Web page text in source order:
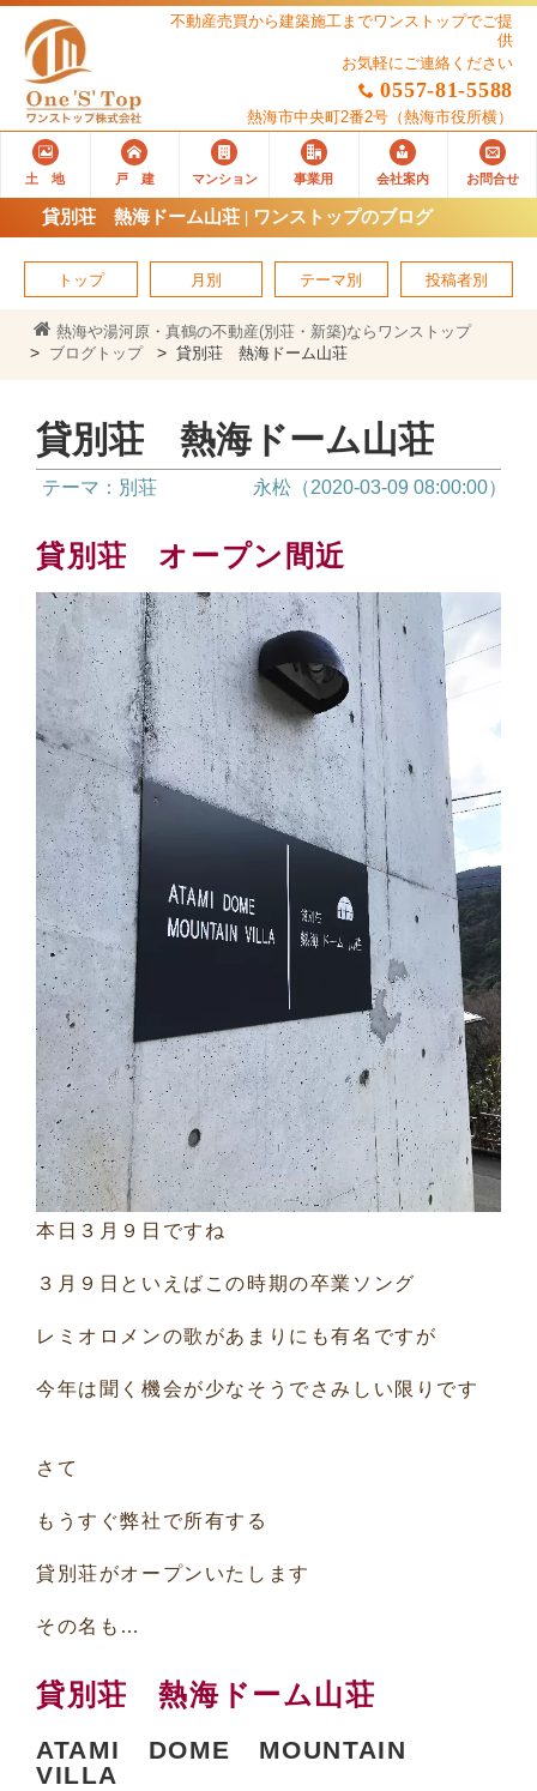
不動産売買から建築施工までワンストップでご提
供
お気軽にご連絡ください
0557-81-5588
熱海市中央町2番2号 （熱海市役所横）
土 地 戸 建 マンション 事業用 会社案内 お問合せ
貸別荘 熱海ドーム山荘 | ワンストップのブログ
トップ 月別 テーマ別 投稿者別
熱海や湯河原・真鶴の不動産(別荘・新築)ならワンストップ
ブログトップ
貸別荘 熱海ドーム山荘
貸別荘 熱海ドーム山荘
テーマ：別荘 永松（2020-03-09 08:00:00）
貸別荘 オープン間近
本日３月９日ですね
３月９日といえばこの時期の卒業ソング
レミオロメンの歌があまりにも有名ですが
今年は聞く機会が少なそうでさみしい限りです
さて
もうすぐ弊社で所有する
貸別荘がオープンいたします
その名も…
貸別荘 熱海ドーム山荘
ATAMI DOME MOUNTAIN
VILLA